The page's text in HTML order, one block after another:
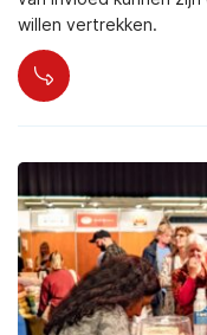
willen vertrekken.